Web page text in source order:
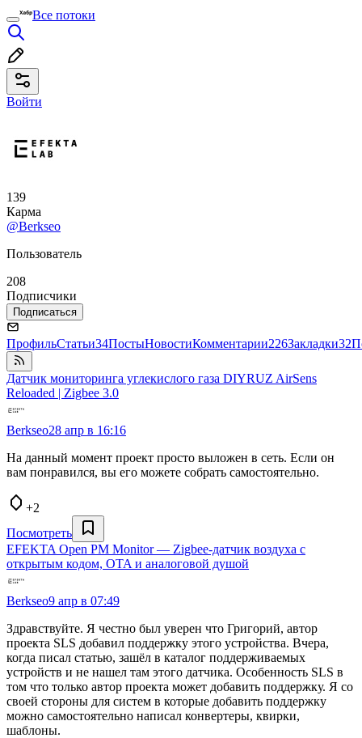
Все потоки
Войти
139
Карма
@Berkseo
Пользователь
208
Подписчики
Подписаться
ПрофильСтатьи34ПостыНовостиКомментарии226Закладки32
Датчик мониторинга углекислого газа DIYRUZ AirSens
Reloaded | Zigbee 3.0
Berkseo28 апр в 16:16
На данный момент проект просто выложен в сеть. Если он
вам понравился, вы его можете собрать самостоятельно.
+2
Посмотреть
EFEKTA Open PM Monitor — Zigbee-датчик воздуха с
открытым кодом, OTA и аналоговой душой
Berkseo9 апр в 07:49
Здравствуйте. Я честно был уверен что Григорий, автор
проекта SLS добавил поддержку этого устройства. Вчера,
когда писал статью, зашёл в каталог поддерживаемых
устройств и не нашел там этого датчика. Особенность SLS в
том что только автор проекта может добавить поддержку. Я со
своей стороны для систем в которые добавить поддержку
можно самостоятельно написал конвертеры, квирки,
шаблоны.